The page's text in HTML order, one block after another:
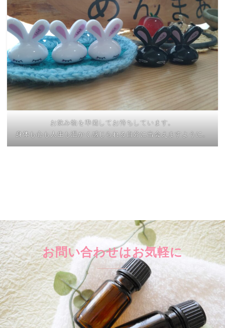
お飲み物を準備してお待ちしています。
身体も心も人生も温かく感じられる自分に出会えますように。
お問い合わせはお気軽に